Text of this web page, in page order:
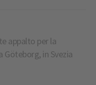
appalto per la
in Svezia